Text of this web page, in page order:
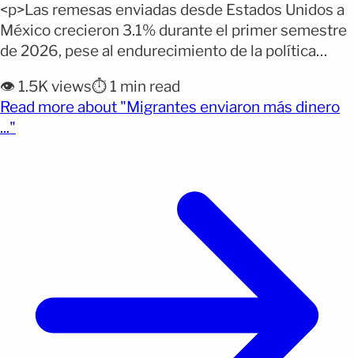
<p>Las remesas enviadas desde Estados Unidos a
México crecieron 3.1% durante el primer semestre
de 2026, pese al endurecimiento de la política
Banco de México (Banxico), difundidos por EFE, los
migrantes enviaron 30,759 millones de dólares
entre enero y junio, 917 millones más que en el
👁️ 1.5K views⏱️ 1 min read
Read more about "Migrantes enviaron más dinero
..."